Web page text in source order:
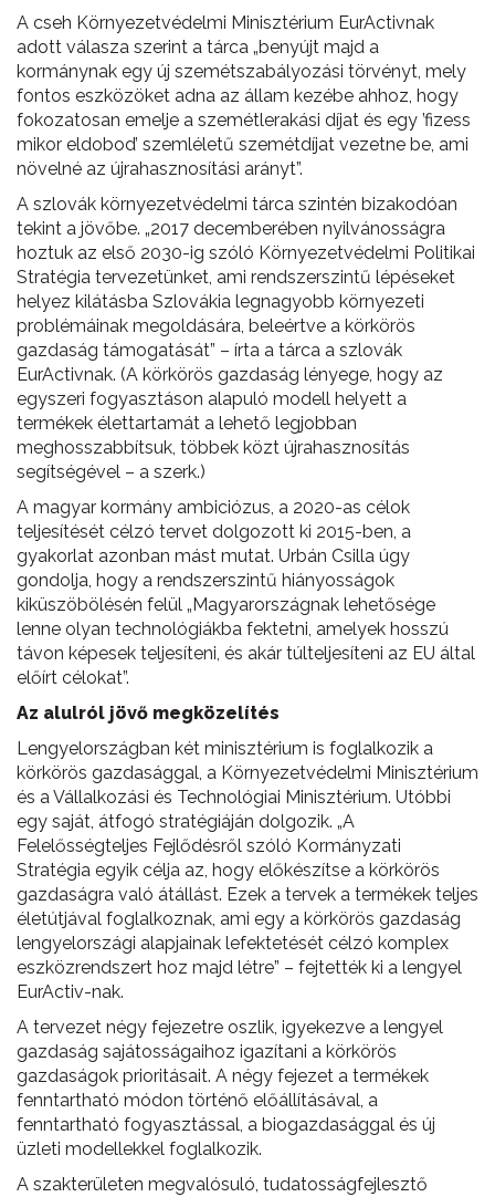
A cseh Környezetvédelmi Minisztérium EurActivnak
adott válasza szerint a tárca „benyújt majd a
kormánynak egy új szemétszabályozási törvényt, mely
fontos eszközöket adna az állam kezébe ahhoz, hogy
fokozatosan emelje a szemétlerakási díjat és egy ’fizess
mikor eldobod’ szemléletű szemétdíjat vezetne be, ami
növelné az újrahasznosítási arányt”.
A szlovák környezetvédelmi tárca szintén bizakodóan
tekint a jövőbe. „2017 decemberében nyilvánosságra
hoztuk az első 2030-ig szóló Környezetvédelmi Politikai
Stratégia tervezetünket, ami rendszerszintű lépéseket
helyez kilátásba Szlovákia legnagyobb környezeti
problémáinak megoldására, beleértve a körkörös
gazdaság támogatását” – írta a tárca a szlovák
EurActivnak. (A körkörös gazdaság lényege, hogy az
egyszeri fogyasztáson alapuló modell helyett a
termékek élettartamát a lehető legjobban
meghosszabbítsuk, többek közt újrahasznosítás
segítségével – a szerk.)
A magyar kormány ambiciózus, a 2020-as célok
teljesítését célzó tervet dolgozott ki 2015-ben, a
gyakorlat azonban mást mutat. Urbán Csilla úgy
gondolja, hogy a rendszerszintű hiányosságok
kiküszöbölésén felül „Magyarországnak lehetősége
lenne olyan technológiákba fektetni, amelyek hosszú
távon képesek teljesíteni, és akár túlteljesíteni az EU által
előírt célokat”.
Az alulról jövő megközelítés
Lengyelországban két minisztérium is foglalkozik a
körkörös gazdasággal, a Környezetvédelmi Minisztérium
és a Vállalkozási és Technológiai Minisztérium. Utóbbi
egy saját, átfogó stratégiáján dolgozik. „A
Felelősségteljes Fejlődésről szóló Kormányzati
Stratégia egyik célja az, hogy előkészítse a körkörös
gazdaságra való átállást. Ezek a tervek a termékek teljes
életútjával foglalkoznak, ami egy a körkörös gazdaság
lengyelországi alapjainak lefektetését célzó komplex
eszközrendszert hoz majd létre” – fejtették ki a lengyel
EurActiv-nak.
A tervezet négy fejezetre oszlik, igyekezve a lengyel
gazdaság sajátosságaihoz igazítani a körkörös
gazdaságok prioritásait. A négy fejezet a termékek
fenntartható módon történő előállításával, a
fenntartható fogyasztással, a biogazdasággal és új
üzleti modellekkel foglalkozik.
A szakterületen megvalósuló, tudatosságfejlesztő